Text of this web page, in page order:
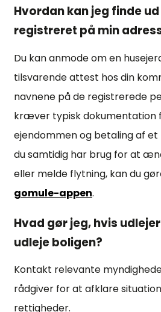
Hvordan kan jeg finde
registreret på min
Du kan anmode om en
tilsvarende attest hos din
navnene på de registrerede
kræver typisk dokumentation
ejendommen og betaling af et
du samtidig har brug for at
eller melde flytning, kan du
gomule-appen.
Hvad gør jeg, hvis
udleje boligen?
Kontakt relevante
rådgiver for at afklare
rettigheder.